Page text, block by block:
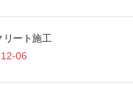
リート施工
06